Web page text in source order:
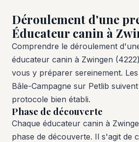
Déroulement d'une
Éducateur canin à
Comprendre le déroulement
éducateur canin à Zwingen
vous y préparer sereinement.
Bâle-Campagne sur Petlib
protocole bien établi.
Phase de découverte
Chaque éducateur canin à
phase de découverte. Il s'agit de